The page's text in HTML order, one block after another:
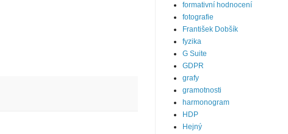
formativní hodnocení
fotografie
František Dobšík
fyzika
G Suite
GDPR
grafy
gramotnosti
harmonogram
HDP
Hejný